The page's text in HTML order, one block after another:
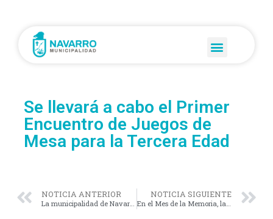
Se llevará a cabo el Primer
Encuentro de Juegos de
Mesa para la Tercera Edad
NOTICIA ANTERIOR
La municipalidad de Navarro adquirió insumos para realizar trabajos de artística.
NOTICIA SIGUIENTE
En el Mes de la Memoria, la Vicegobernadora bonaerense Verónica Magario, encabezó un acto homenaje en el recinto de la Cámara Alta.